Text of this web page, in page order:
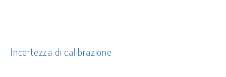
Incertezza di calibrazione